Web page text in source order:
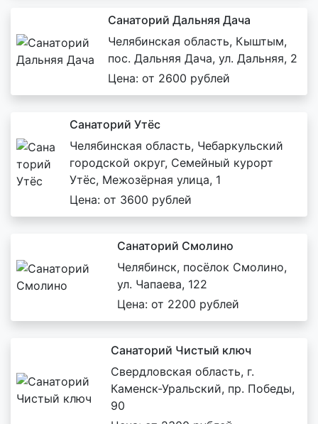
Санаторий Дальняя Дача
Челябинская область, Кыштым,
пос. Дальняя Дача, ул. Дальняя, 2
Цена: от 2600 рублей
Санаторий Утёс
Челябинская область, Чебаркульский
городской округ, Семейный курорт
Утёс, Межозёрная улица, 1
Цена: от 3600 рублей
Санаторий Смолино
Челябинск, посёлок Смолино,
ул. Чапаева, 122
Цена: от 2200 рублей
Санаторий Чистый ключ
Свердловская область, г.
Каменск-Уральский, пр. Победы,
90